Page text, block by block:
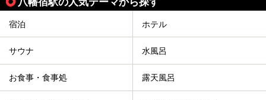
宿泊 ホテル
サウナ 水風呂
お食事・食事処 露天風呂